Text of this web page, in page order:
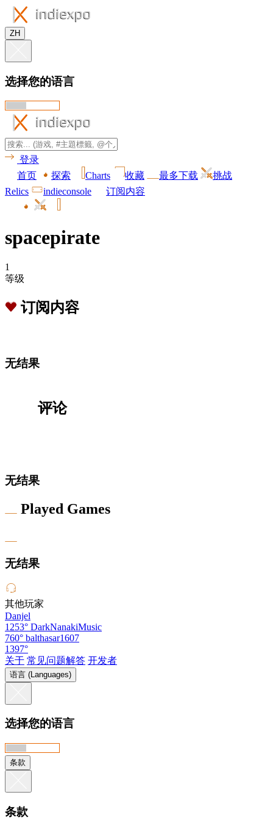
ZH
选择您的语言
登录
首页
探索 Charts 收藏 最多下载
挑战
Relics
indieconsole 订阅内容
spacepirate
1
等级
订阅内容
无结果
评论
无结果
Played Games
无结果
其他玩家
Danjel
1253° DarkNanakiMusic
760° balthasar1607
1397°
关于 常见问题解答 开发者
语言 (Languages)
选择您的语言
条款
条款